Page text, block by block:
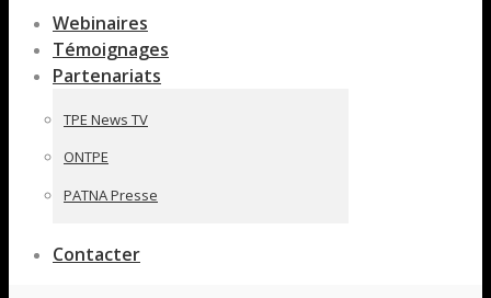
Webinaires
Témoignages
Partenariats
TPE News TV
ONTPE
PATNA Presse
Contacter